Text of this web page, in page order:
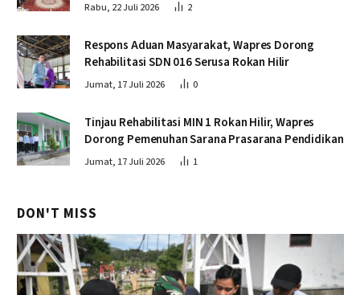
Rabu, 22 Juli 2026 2
Respons Aduan Masyarakat, Wapres Dorong
Rehabilitasi SDN 016 Serusa Rokan Hilir
Jumat, 17 Juli 2026 0
Tinjau Rehabilitasi MIN 1 Rokan Hilir, Wapres
Dorong Pemenuhan Sarana Prasarana Pendidikan
Jumat, 17 Juli 2026 1
DON'T MISS